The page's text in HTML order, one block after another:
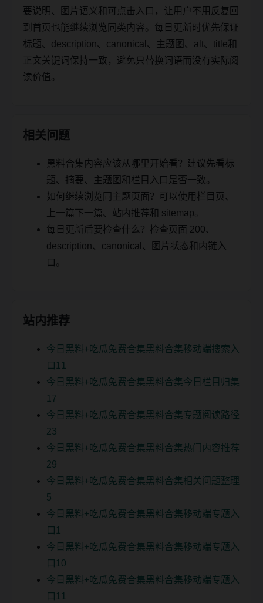
要说明、图片语义和可点击入口，让用户不用反复回
到首页也能继续浏览同类内容。每日更新时优先保证
标题、description、canonical、主题图、alt、title和
正文关键词保持一致，避免只替换词语而没有实际阅
读价值。
相关问题
黑料合集内容应该从哪里开始看？建议先看标
题、摘要、主题图和栏目入口是否一致。
如何继续浏览同主题页面？可以使用栏目页、
上一篇下一篇、站内推荐和 sitemap。
每日更新后要检查什么？检查页面 200、
description、canonical、图片状态和内链入
口。
站内推荐
今日黑料+吃瓜免费合集黑料合集移动端搜索入
口11
今日黑料+吃瓜免费合集黑料合集今日栏目归集
17
今日黑料+吃瓜免费合集黑料合集专题阅读路径
23
今日黑料+吃瓜免费合集黑料合集热门内容推荐
29
今日黑料+吃瓜免费合集黑料合集相关问题整理
5
今日黑料+吃瓜免费合集黑料合集移动端专题入
口1
今日黑料+吃瓜免费合集黑料合集移动端专题入
口10
今日黑料+吃瓜免费合集黑料合集移动端专题入
口11